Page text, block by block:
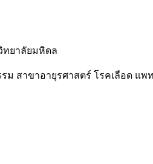
ยาลัยมหิดล
สาขาอายุรศาสตร์ โรคเลือด แพ